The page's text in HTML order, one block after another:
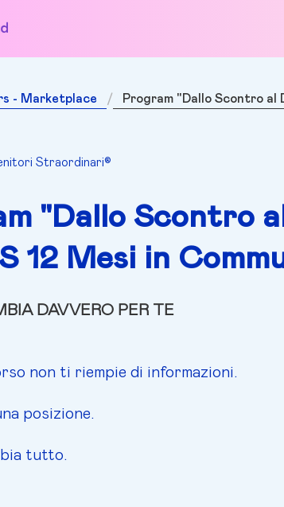
- Marketplace Program "Dallo Scontro al
Straordinari®
"Dallo Scontro
12 Mesi in
DAVVERO PER TE
non ti riempie di informazioni.
posizione.
tutto.